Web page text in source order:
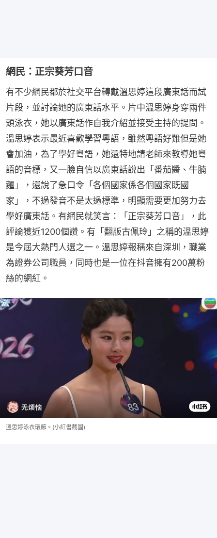
網民：正宗葵芳口音
有不少網民都於社交平台轉戴溫思婷這段廣東話而試
片段，並討論她的廣東話水平。片中溫思婷身穿兩件
頭泳衣，她以廣東話作自我介紹並接受主持的提問。
溫思婷表示最近喜歡學習粵語，雖然粵語好難但是她
會加油，為了學好粵語，她還特地請老師來教導她粵
語的音標，又一臉自信以廣東話說出「番茄醬、牛腩
麵」，還說了急口令「各個國家係各個國家既國
家」，不過發音不是太過標準，明顯需要更加努力去
學好廣東話。有網民就笑言：「正宗葵芳口音」，此
評論獲近1200個讚。有「翻版古佩玲」之稱的溫思婷
是今屆大熱門人選之一。溫思婷報稱來自深圳，職業
為證券公司職員，同時也是一位在抖音擁有200萬粉
絲的網紅。
溫思婷泳衣環節。(小紅書截圖)